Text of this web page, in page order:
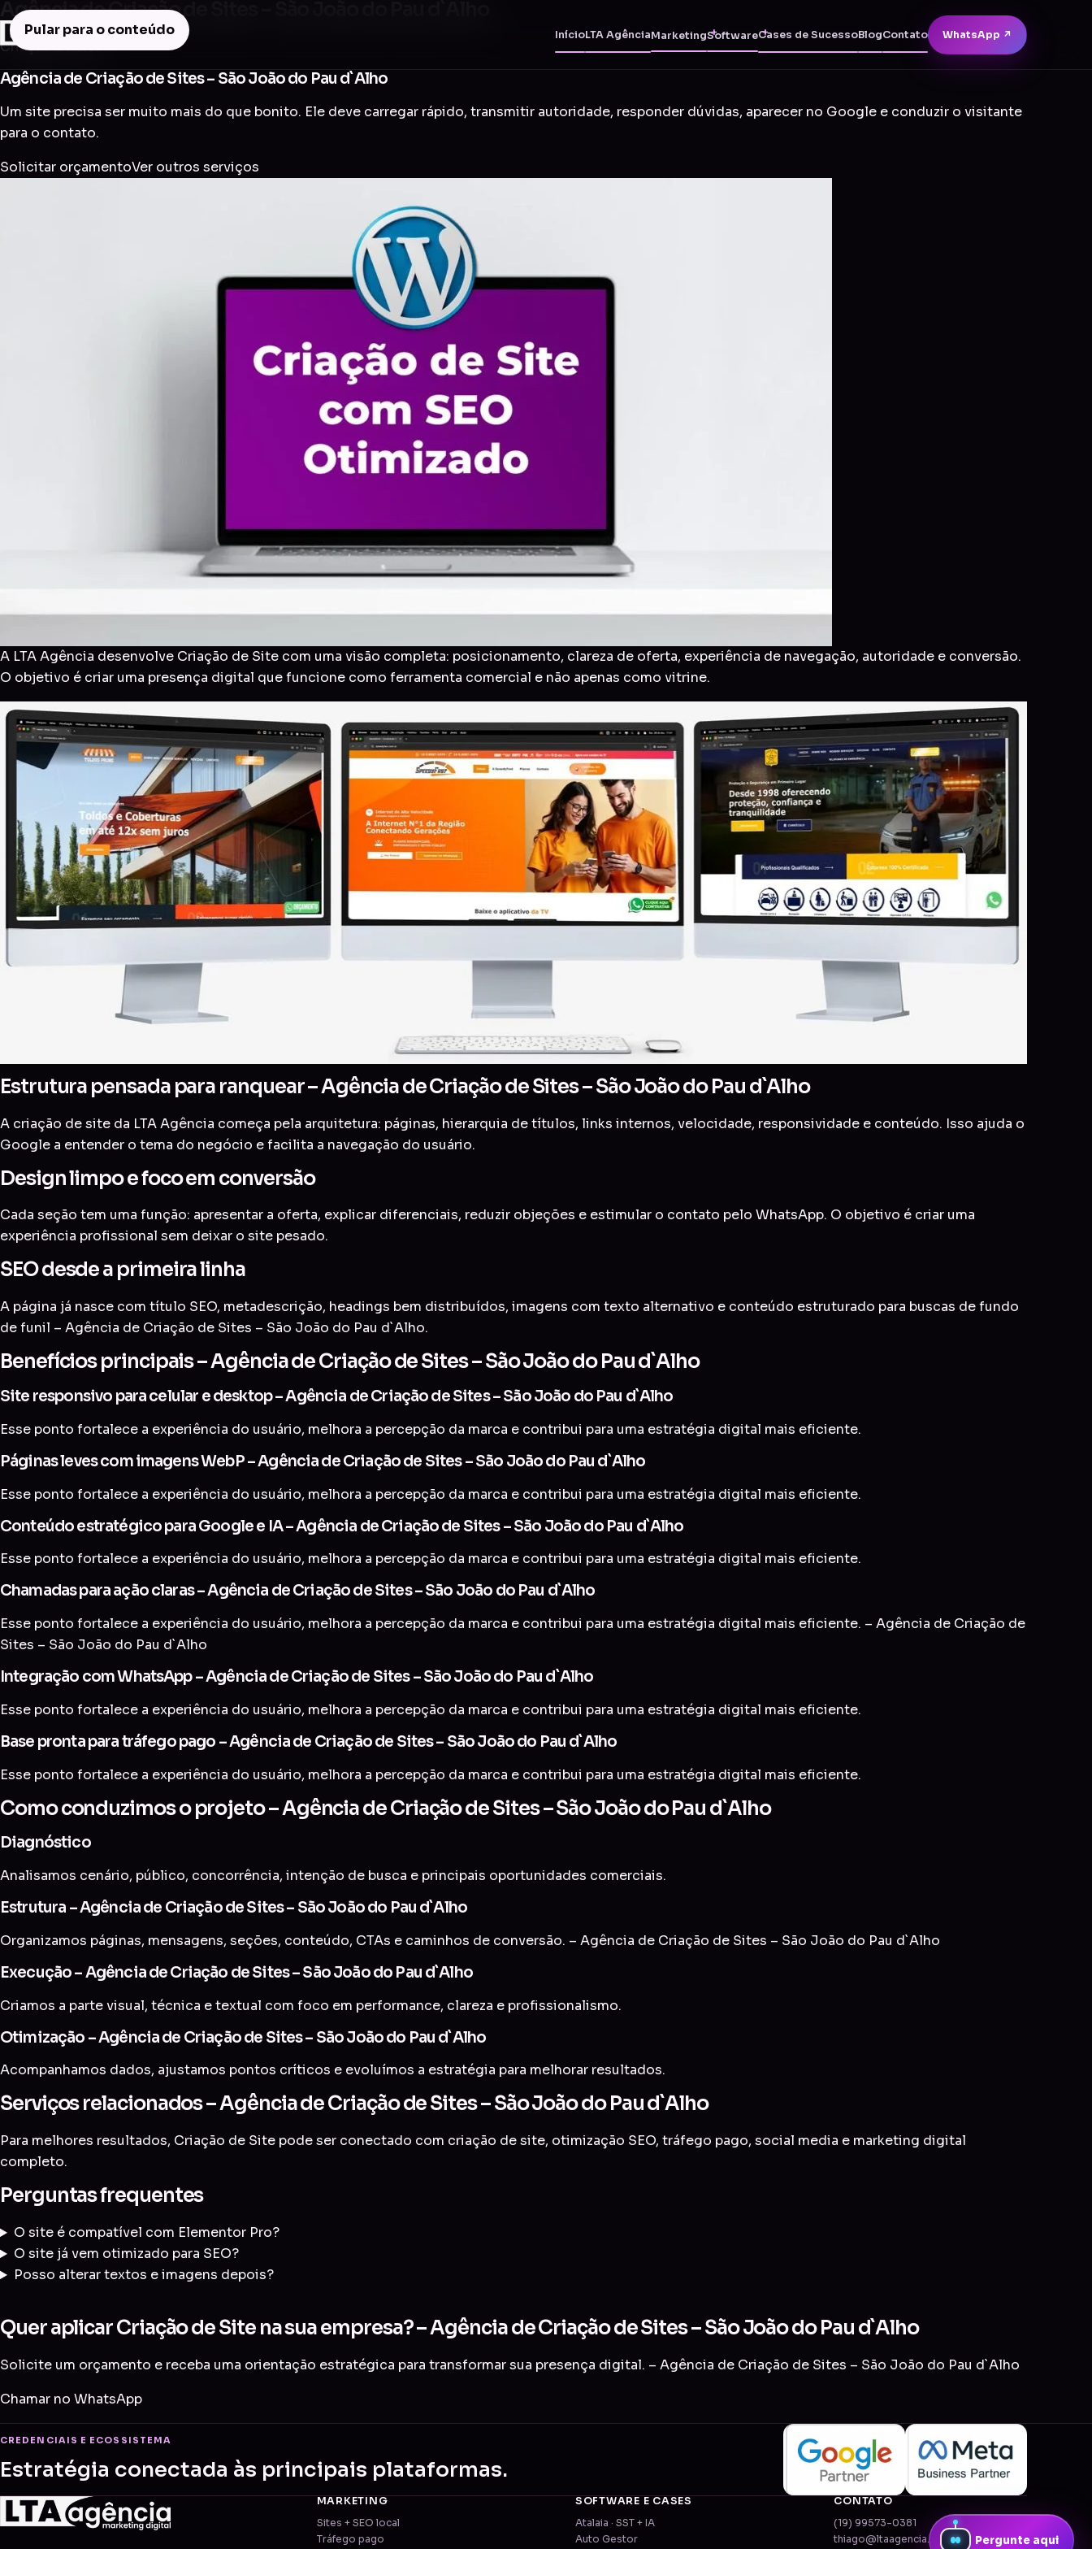
Pular para o conteúdo InícioLTA AgênciaMarketingSoftwareCases de SucessoBlogContato WhatsApp ↗
Agência de Criação de Sites – São João do Pau d`Alho
Criação de Site
Agência de Criação de Sites – São João do Pau d`Alho
Um site precisa ser muito mais do que bonito. Ele deve carregar rápido, transmitir autoridade, responder dúvidas, aparecer no Google e conduzir o visitante
para o contato.
Solicitar orçamentoVer outros serviços
A LTA Agência desenvolve Criação de Site com uma visão completa: posicionamento, clareza de oferta, experiência de navegação, autoridade e conversão.
O objetivo é criar uma presença digital que funcione como ferramenta comercial e não apenas como vitrine.
Estrutura pensada para ranquear – Agência de Criação de Sites – São João do Pau d`Alho
A criação de site da LTA Agência começa pela arquitetura: páginas, hierarquia de títulos, links internos, velocidade, responsividade e conteúdo. Isso ajuda o
Google a entender o tema do negócio e facilita a navegação do usuário.
Design limpo e foco em conversão
Cada seção tem uma função: apresentar a oferta, explicar diferenciais, reduzir objeções e estimular o contato pelo WhatsApp. O objetivo é criar uma
experiência profissional sem deixar o site pesado.
SEO desde a primeira linha
A página já nasce com título SEO, metadescrição, headings bem distribuídos, imagens com texto alternativo e conteúdo estruturado para buscas de fundo
de funil – Agência de Criação de Sites – São João do Pau d`Alho.
Benefícios principais – Agência de Criação de Sites – São João do Pau d`Alho
Site responsivo para celular e desktop – Agência de Criação de Sites – São João do Pau d`Alho
Esse ponto fortalece a experiência do usuário, melhora a percepção da marca e contribui para uma estratégia digital mais eficiente.
Páginas leves com imagens WebP – Agência de Criação de Sites – São João do Pau d`Alho
Esse ponto fortalece a experiência do usuário, melhora a percepção da marca e contribui para uma estratégia digital mais eficiente.
Conteúdo estratégico para Google e IA – Agência de Criação de Sites – São João do Pau d`Alho
Esse ponto fortalece a experiência do usuário, melhora a percepção da marca e contribui para uma estratégia digital mais eficiente.
Chamadas para ação claras – Agência de Criação de Sites – São João do Pau d`Alho
Esse ponto fortalece a experiência do usuário, melhora a percepção da marca e contribui para uma estratégia digital mais eficiente. – Agência de Criação de
Sites – São João do Pau d`Alho
Integração com WhatsApp – Agência de Criação de Sites – São João do Pau d`Alho
Esse ponto fortalece a experiência do usuário, melhora a percepção da marca e contribui para uma estratégia digital mais eficiente.
Base pronta para tráfego pago – Agência de Criação de Sites – São João do Pau d`Alho
Esse ponto fortalece a experiência do usuário, melhora a percepção da marca e contribui para uma estratégia digital mais eficiente.
Como conduzimos o projeto – Agência de Criação de Sites – São João do Pau d`Alho
Diagnóstico
Analisamos cenário, público, concorrência, intenção de busca e principais oportunidades comerciais.
Estrutura – Agência de Criação de Sites – São João do Pau d`Alho
Organizamos páginas, mensagens, seções, conteúdo, CTAs e caminhos de conversão. – Agência de Criação de Sites – São João do Pau d`Alho
Execução – Agência de Criação de Sites – São João do Pau d`Alho
Criamos a parte visual, técnica e textual com foco em performance, clareza e profissionalismo.
Otimização – Agência de Criação de Sites – São João do Pau d`Alho
Acompanhamos dados, ajustamos pontos críticos e evoluímos a estratégia para melhorar resultados.
Serviços relacionados – Agência de Criação de Sites – São João do Pau d`Alho
Para melhores resultados, Criação de Site pode ser conectado com criação de site, otimização SEO, tráfego pago, social media e marketing digital
completo.
Perguntas frequentes
O site é compatível com Elementor Pro?
O site já vem otimizado para SEO?
Posso alterar textos e imagens depois?
Quer aplicar Criação de Site na sua empresa? – Agência de Criação de Sites – São João do Pau d`Alho
Solicite um orçamento e receba uma orientação estratégica para transformar sua presença digital. – Agência de Criação de Sites – São João do Pau d`Alho
Chamar no WhatsApp
CREDENCIAIS E ECOSSISTEMA
Estratégia conectada às principais plataformas.
MARKETING
Sites + SEO local
Tráfego pago
SOFTWARE E CASES
Atalaia · SST + IA
Auto Gestor
CONTATO
(19) 99573-0381
thiago@ltaagencia.com.br
Pergunte aqui